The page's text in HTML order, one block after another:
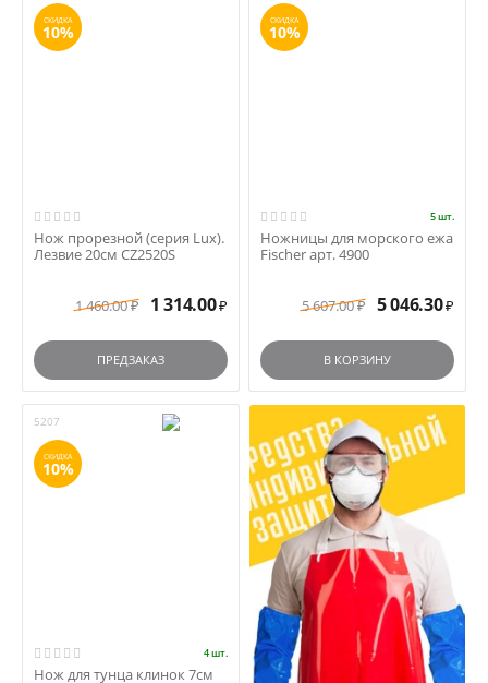
СКИДКА
10%
Нож прорезной (серия Lux).
Лезвие 20см CZ2520S
1 460.00 ₽ 1 314.00 ₽
ПРЕДЗАКАЗ
СКИДКА
10%
5 шт.
Ножницы для морского ежа
Fischer арт. 4900
5 607.00 ₽ 5 046.30 ₽
В КОРЗИНУ
5207
СКИДКА
10%
4 шт.
Нож для тунца клинок 7см